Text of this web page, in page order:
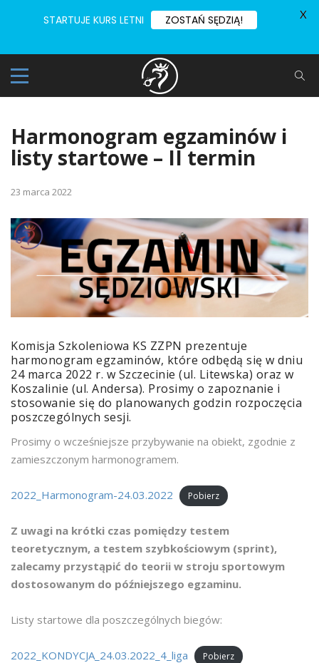
Harmonogram egzaminów i
listy startowe – II termin
23 marca 2022
Komisja Szkoleniowa KS ZZPN prezentuje
harmonogram egzaminów, które odbędą się w dniu
24 marca 2022 r. w Szczecinie (ul. Litewska) oraz w
Koszalinie (ul. Andersa). Prosimy o zapoznanie i
stosowanie się do planowanych godzin rozpoczęcia
poszczególnych sesji.
Prosimy o wcześniejsze przybywanie na obiekt, zgodnie z
zamieszczonym harmonogramem.
2022_Harmonogram-24.03.2022 Pobierz
Z uwagi na krótki czas pomiędzy testem
teoretycznym, a testem szybkościowym (sprint),
zalecamy przystąpić do teorii w stroju sportowym
dostosowanym do późniejszego egzaminu.
Listy startowe dla poszczególnych biegów:
2022_KONDYCJA_24.03.2022_4_liga Pobierz
STARTUJE KURS LETNI ZOSTAŃ SĘDZIĄ! X